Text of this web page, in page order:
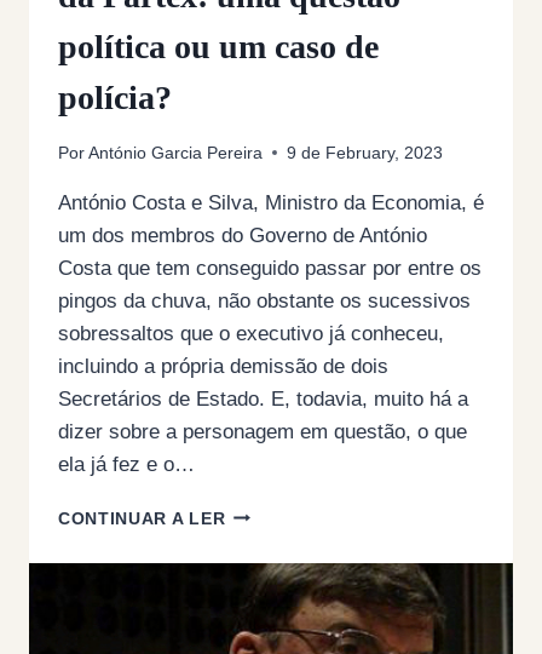
política ou um caso de
polícia?
Por António Garcia Pereira 9 de February, 2023
António Costa e Silva, Ministro da Economia, é
um dos membros do Governo de António
Costa que tem conseguido passar por entre os
pingos da chuva, não obstante os sucessivos
sobressaltos que o executivo já conheceu,
incluindo a própria demissão de dois
Secretários de Estado. E, todavia, muito há a
dizer sobre a personagem em questão, o que
ela já fez e o…
CONTINUAR A LERCOSTA
SILVA
VENDA